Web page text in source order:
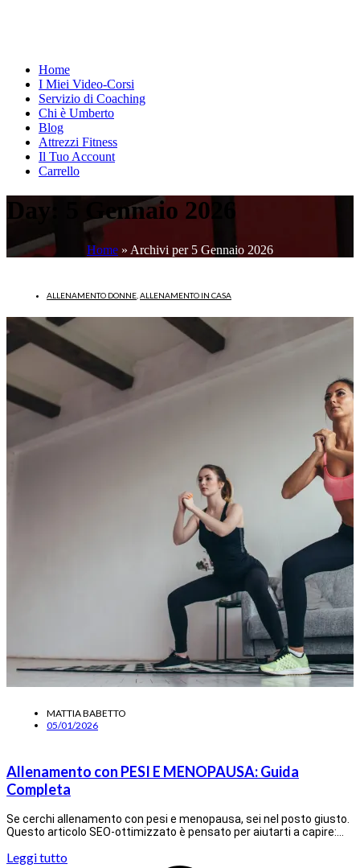
Home
I Miei Video-Corsi
Servizio di Coaching
Chi è Umberto
Blog
Attrezzi Fitness
Il Tuo Account
Carrello
Day: 5 Gennaio 2026
Home » Archivi per 5 Gennaio 2026
ALLENAMENTO DONNE ALLENAMENTO IN CASA
MATTIA BABETTO
05/01/2026
Allenamento con PESI E MENOPAUSA: Guida
Completa
Se cerchi allenamento con pesi e menopausa, sei nel posto giusto.
Questo articolo SEO-ottimizzato è pensato per aiutarti a capire:…
Leggi tutto